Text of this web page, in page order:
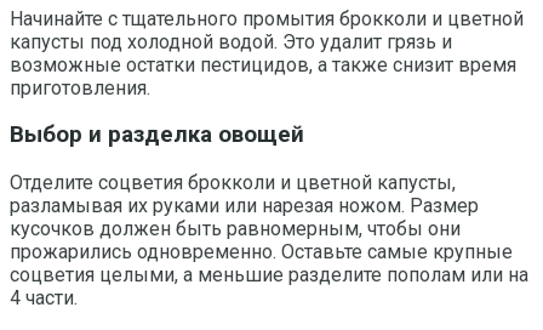
Начинайте с тщательного промытия брокколи и цветной
капусты под холодной водой. Это удалит грязь и
возможные остатки пестицидов, а также снизит время
приготовления.
Выбор и разделка овощей
Отделите соцветия брокколи и цветной капусты,
разламывая их руками или нарезая ножом. Размер
кусочков должен быть равномерным, чтобы они
прожарились одновременно. Оставьте самые крупные
соцветия целыми, а меньшие разделите пополам или на
4 части.